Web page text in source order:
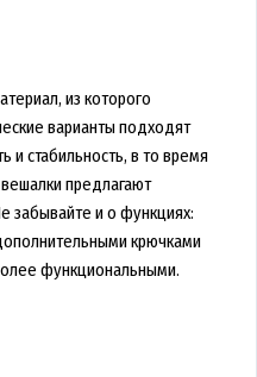
из которого
варианты подходят
и стабильность, в то время
предлагают
забывайте и о функциях:
крючками
функциональными.